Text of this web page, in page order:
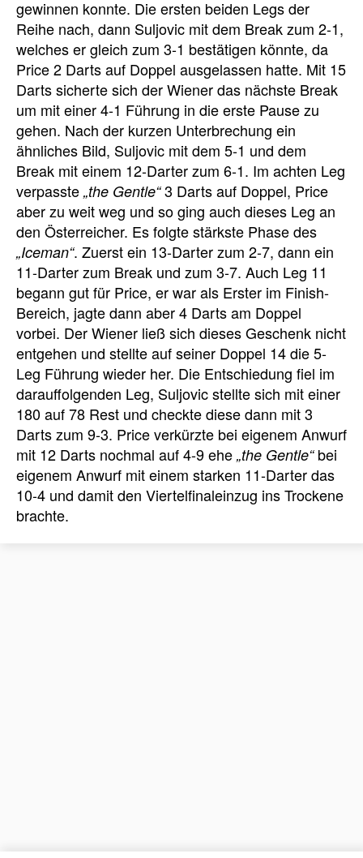
gewinnen konnte. Die ersten beiden Legs der
Reihe nach, dann Suljovic mit dem Break zum 2-1,
welches er gleich zum 3-1 bestätigen könnte, da
Price 2 Darts auf Doppel ausgelassen hatte. Mit 15
Darts sicherte sich der Wiener das nächste Break
um mit einer 4-1 Führung in die erste Pause zu
gehen. Nach der kurzen Unterbrechung ein
ähnliches Bild, Suljovic mit dem 5-1 und dem
Break mit einem 12-Darter zum 6-1. Im achten Leg
verpasste „the Gentle“3 Darts auf Doppel, Price
aber zu weit weg und so ging auch dieses Leg an
den Österreicher. Es folgte stärkste Phase des
„Iceman“. Zuerst ein 13-Darter zum 2-7, dann ein
11-Darter zum Break und zum 3-7. Auch Leg 11
begann gut für Price, er war als Erster im Finish-
Bereich, jagte dann aber 4 Darts am Doppel
vorbei. Der Wiener ließ sich dieses Geschenk nicht
entgehen und stellte auf seiner Doppel 14 die 5-
Leg Führung wieder her. Die Entschiedung fiel im
darauffolgenden Leg, Suljovic stellte sich mit einer
180 auf 78 Rest und checkte diese dann mit 3
Darts zum 9-3. Price verkürzte bei eigenem Anwurf
mit 12 Darts nochmal auf 4-9 ehe „the Gentle“bei
eigenem Anwurf mit einem starken 11-Darter das
10-4 und damit den Viertelfinaleinzug ins Trockene
brachte.